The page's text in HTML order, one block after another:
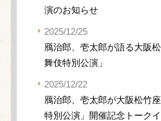
演のお知らせ
2025/12/25
鴈治郎、壱太郎が語る大阪
舞伎特別公演」
2025/12/22
鴈治郎、壱太郎が大阪松竹
特別公演」開催記念トーク